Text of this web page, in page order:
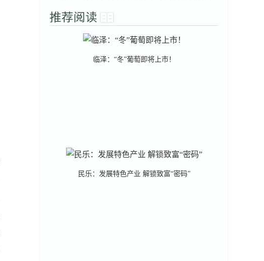
篇章
临泽：“冬”葡萄即将上市！
民乐：发展特色产业 解锁致富“密码”